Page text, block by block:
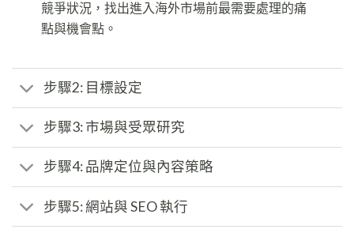
競爭狀況，找出進入海外市場前最需要處理的痛
點與機會點。
步驟2: 目標設定
步驟3: 市場與受眾研究
步驟4: 品牌定位與內容策略
步驟5: 網站與 SEO 執行